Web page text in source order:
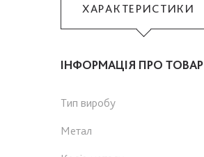
ХАРАКТЕРИСТИКИ
ІНФОРМАЦІЯ ПРО ТОВАР
Тип виробу
Метал